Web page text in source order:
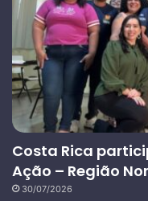
Costa Rica
Ação – Região
30/07/2026